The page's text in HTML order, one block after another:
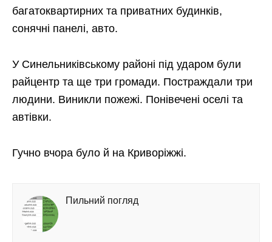
багатоквартирних та приватних будинків,
сонячні панелі, авто.
У Синельниківському районі під ударом були
райцентр та ще три громади. Постраждали три
людини. Виникли пожежі. Понівечені оселі та
автівки.
Гучно вчора було й на Криворіжжі.
Пильний погляд